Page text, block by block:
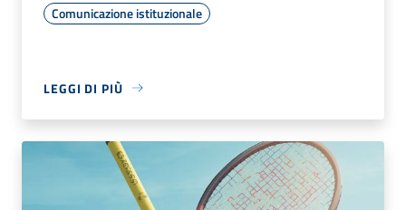
Comunicazione istituzionale
LEGGI DI PIÙ